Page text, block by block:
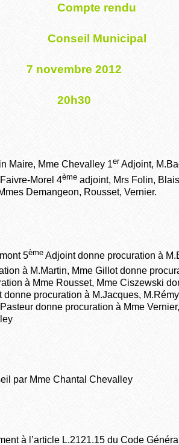
Compte rendu
Conseil Municipal
7 novembre 2012
20h30
Maire, Mme Chevalley 1er Adjoint,
Morel 4ème adjoint, Mrs Folin,
Demangeon, Rousset, Vernier.
5ème Adjoint donne procuration à
à M.Martin, Mme Gillot donne
à Mme Rousset, Mme Ciszewski
donne procuration à M.Jacques,
donne procuration à Mme
par Mme Chantal Chevalley
à l’article L.2121.15 du Code